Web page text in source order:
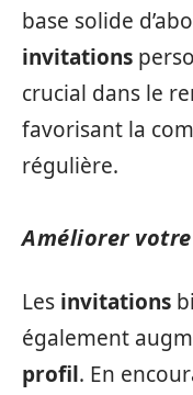
base solide
invitations
crucial dans le
favorisant la
régulière.
Améliorer
Les invitations
également
profil. En